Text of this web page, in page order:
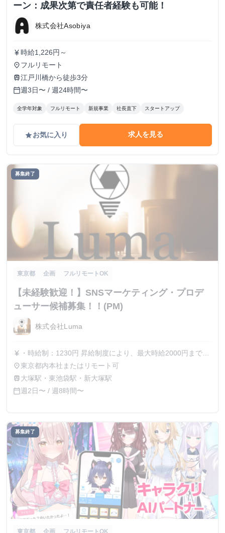
ーン：成果次第で責任者経験も可能！
株式会社Asobiya
currency_yen 時給1,226円～
place フルリモート
train江戸川橋から徒歩3分
calendar_today週3日〜 / 週24時間〜
全学年対象 フルリモート 新規事業 社長直下 スタートアップ
gradeお気に入り 求人を見る
募集終了
東京都 企画 フルリモートOK
【未経験歓迎！】SNSマーケティング・プロデ
ューサー候補募集！！(PM)
株式会社Luma
currency_yen ・時給制：1230円 昇給制度により、最大時給2000円までス
テップアップ可能です 皆様もマネージャーとしてご活躍い
ただいた場合はそのようなポジションもご用意しておりま
place東京都内本社またはリモート可
train 大塚駅・東池袋駅・新大塚駅
calendar_today週2日〜 / 週8時間〜
募集終了
東京都 企画 フルリモートOK